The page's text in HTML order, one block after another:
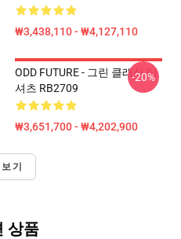
₩3,438,110 - ₩4,127,110
ODD FUTURE - 그린 클래식 티
셔츠 RB2709
₩3,651,700 - ₩4,202,900
-20%
기
상품